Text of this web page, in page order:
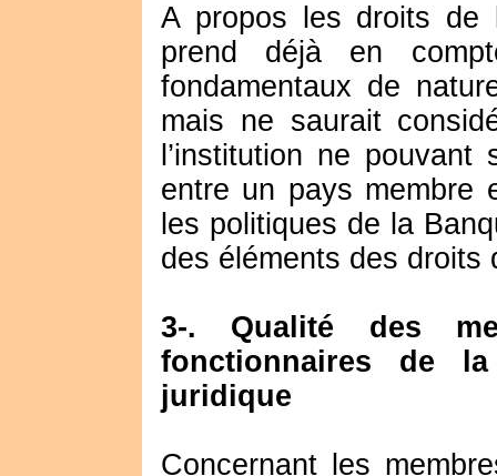
A propos les droits de
prend déjà en
fondamentaux de
mais ne saurait
l’institution ne
entre un pays membre
les politiques de la
des éléments des droits
3-. Qualité des
fonctionnaires de
juridique
Concernant les